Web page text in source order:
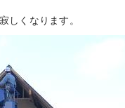
しくなります。